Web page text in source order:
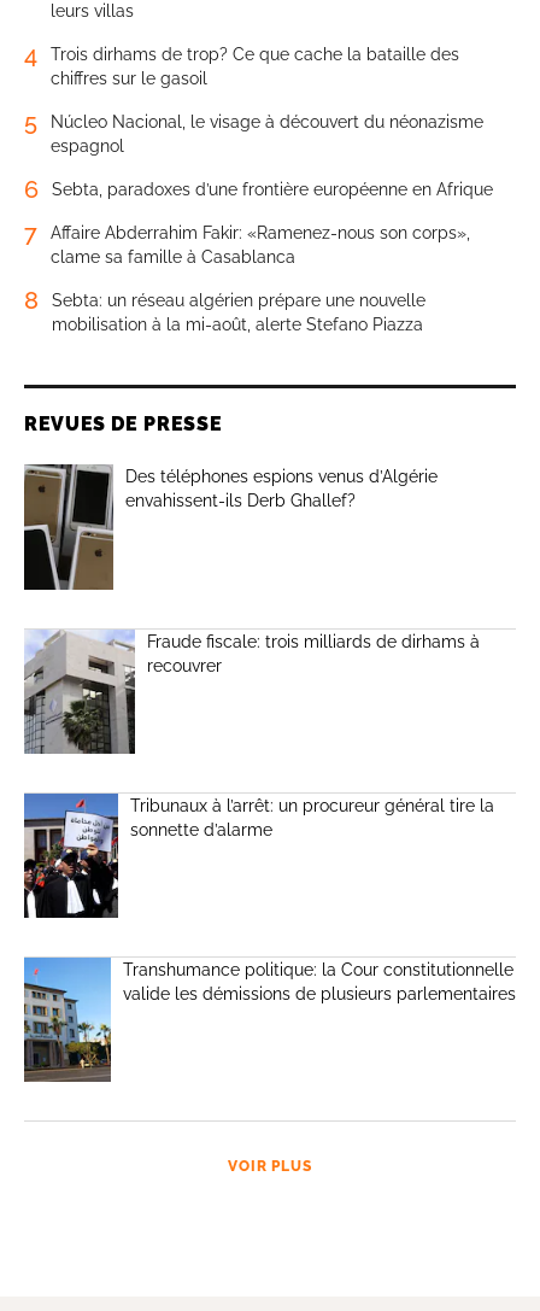
leurs villas
4
Trois dirhams de trop? Ce que cache la bataille des
chiffres sur le gasoil
5
Núcleo Nacional, le visage à découvert du néonazisme
espagnol
6 Sebta, paradoxes d’une frontière européenne en Afrique
7
Affaire Abderrahim Fakir: «Ramenez-nous son corps»,
clame sa famille à Casablanca
8
Sebta: un réseau algérien prépare une nouvelle
mobilisation à la mi-août, alerte Stefano Piazza
REVUES DE PRESSE
Des téléphones espions venus d’Algérie
envahissent-ils Derb Ghallef?
Fraude fiscale: trois milliards de dirhams à
recouvrer
Tribunaux à l’arrêt: un procureur général tire la
sonnette d’alarme
Transhumance politique: la Cour constitutionnelle
valide les démissions de plusieurs parlementaires
VOIR PLUS